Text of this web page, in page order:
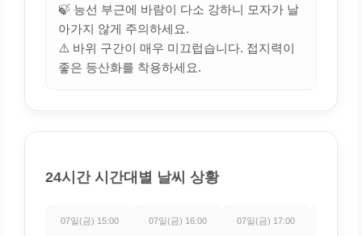
🍃 능선 부근에 바람이 다소 강하니 모자가 날
아가지 않게 주의하세요.
⚠️ 바위 구간이 매우 미끄럽습니다. 접지력이
좋은 등산화를 착용하세요.
24시간 시간대별 날씨 상황
07일(금) 15:00 07일(금) 16:00 07일(금) 17:00